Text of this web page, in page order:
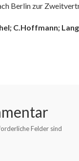
Berlin zur
C.Hoffmann;
Felder sind